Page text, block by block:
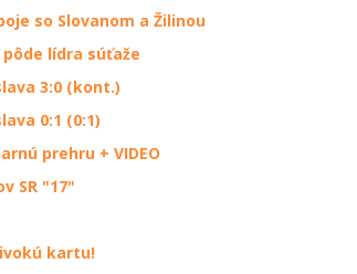
so Slovanom a Žilinou
lídra súťaže
3:0 (kont.)
0:1 (0:1)
prehru + VIDEO
SR "17"
kartu!